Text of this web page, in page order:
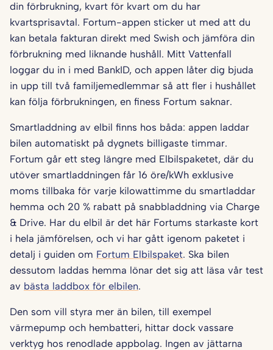
din förbrukning, kvart för kvart om du har
kvartsprisavtal. Fortum-appen sticker ut med att du
kan betala fakturan direkt med Swish och jämföra din
förbrukning med liknande hushåll. Mitt Vattenfall
loggar du in i med BankID, och appen låter dig bjuda
in upp till två familjemedlemmar så att fler i hushållet
kan följa förbrukningen, en finess Fortum saknar.
Smartladdning av elbil finns hos båda: appen laddar
bilen automatiskt på dygnets billigaste timmar.
Fortum går ett steg längre med Elbilspaketet, där du
utöver smartladdningen får 16 öre/kWh exklusive
moms tillbaka för varje kilowattimme du smartladdar
hemma och 20 % rabatt på snabbladdning via Charge
& Drive. Har du elbil är det här Fortums starkaste kort
i hela jämförelsen, och vi har gått igenom paketet i
detalj i guiden om Fortum Elbilspaket. Ska bilen
dessutom laddas hemma lönar det sig att läsa vår test
av bästa laddbox för elbilen.
Den som vill styra mer än bilen, till exempel
värmepump och hembatteri, hittar dock vassare
verktyg hos renodlade appbolag. Ingen av jättarna